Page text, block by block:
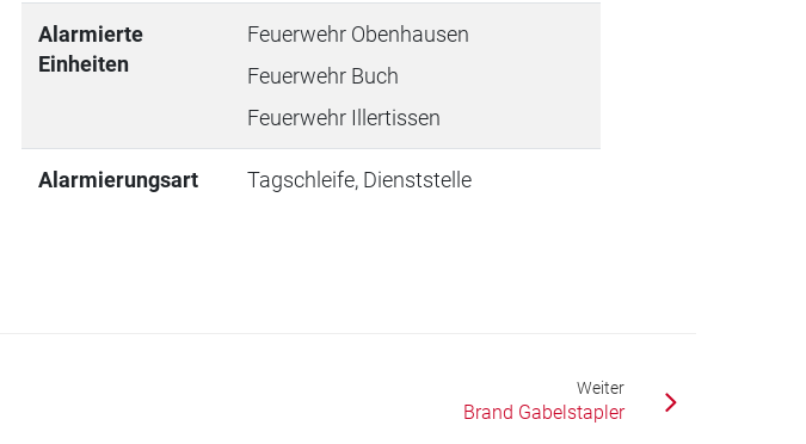
Alarmierte
Einheiten
Feuerwehr Obenhausen
Feuerwehr Buch
Feuerwehr Illertissen
Alarmierungsart Tagschleife, Dienststelle
Weiter
Brand Gabelstapler